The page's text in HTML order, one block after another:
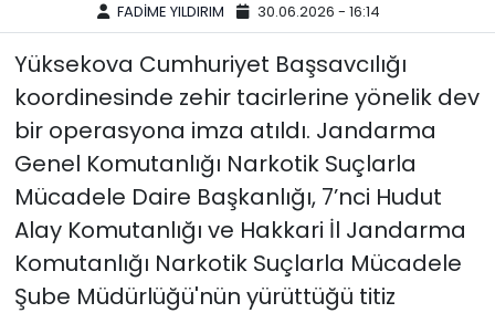
FADİME YILDIRIM 30.06.2026 - 16:14
Yüksekova Cumhuriyet Başsavcılığı
koordinesinde zehir tacirlerine yönelik dev
bir operasyona imza atıldı. Jandarma
Genel Komutanlığı Narkotik Suçlarla
Mücadele Daire Başkanlığı, 7’nci Hudut
Alay Komutanlığı ve Hakkari İl Jandarma
Komutanlığı Narkotik Suçlarla Mücadele
Şube Müdürlüğü'nün yürüttüğü titiz